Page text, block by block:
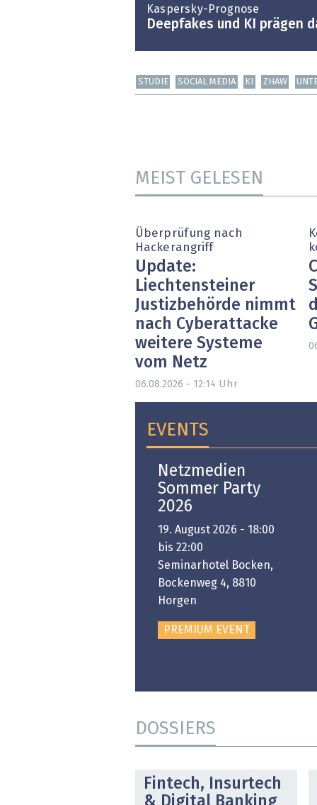
Kaspersky-Prognose
Deepfakes und KI prägen
STUDIE SOCIAL MEDIA KI ZHAW
MEIST GELESEN
Überprüfung nach
Hackerangriff
Update:
Liechtensteiner
Justizbehörde nimmt
nach Cyberattacke
weitere Systeme
vom Netz
06.08.2026 - 12:14 Uhr
EVENTS
Netzmedien
Sommer Party
2026
19. August 2026 - 18:00
bis 22:00
Seminarhotel Bocken,
Bockenweg 4, 8810
Horgen
PREMIUM EVENT
DOSSIERS
Fintech, Insurtech